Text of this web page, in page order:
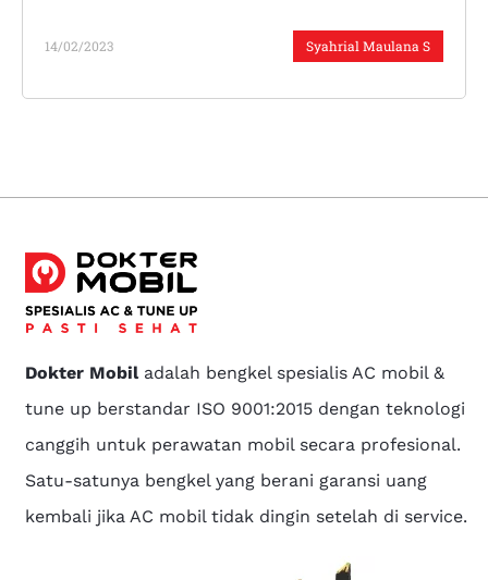
Syahrial Maulana S
14/02/2023
Dokter Mobiladalah bengkel spesialis AC mobil &
tune up berstandar ISO 9001:2015 dengan teknologi
canggih untuk perawatan mobil secara profesional.
Satu-satunya bengkel yang berani garansi uang
kembali jika AC mobil tidak dingin setelah di service.